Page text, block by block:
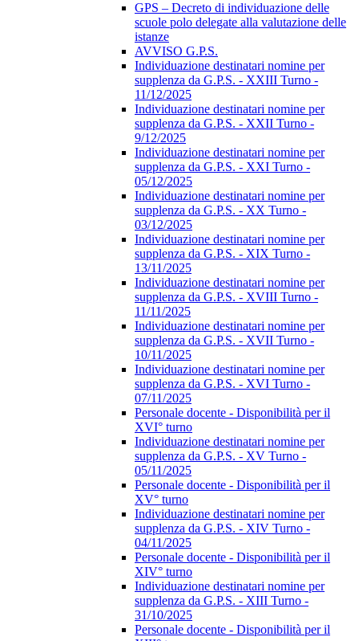
GPS – Decreto di individuazione delle
scuole polo delegate alla valutazione delle
istanze
AVVISO G.P.S.
Individuazione destinatari nomine per
supplenza da G.P.S. - XXIII Turno -
11/12/2025
Individuazione destinatari nomine per
supplenza da G.P.S. - XXII Turno -
9/12/2025
Individuazione destinatari nomine per
supplenza da G.P.S. - XXI Turno -
05/12/2025
Individuazione destinatari nomine per
supplenza da G.P.S. - XX Turno -
03/12/2025
Individuazione destinatari nomine per
supplenza da G.P.S. - XIX Turno -
13/11/2025
Individuazione destinatari nomine per
supplenza da G.P.S. - XVIII Turno -
11/11/2025
Individuazione destinatari nomine per
supplenza da G.P.S. - XVII Turno -
10/11/2025
Individuazione destinatari nomine per
supplenza da G.P.S. - XVI Turno -
07/11/2025
Personale docente - Disponibilità per il
XVI° turno
Individuazione destinatari nomine per
supplenza da G.P.S. - XV Turno -
05/11/2025
Personale docente - Disponibilità per il
XV° turno
Individuazione destinatari nomine per
supplenza da G.P.S. - XIV Turno -
04/11/2025
Personale docente - Disponibilità per il
XIV° turno
Individuazione destinatari nomine per
supplenza da G.P.S. - XIII Turno -
31/10/2025
Personale docente - Disponibilità per il